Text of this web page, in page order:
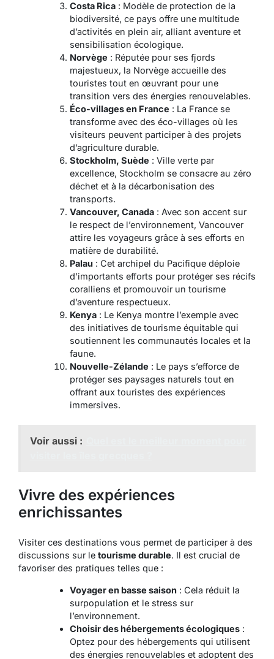
Costa Rica: Modèle de protection de la
biodiversité, ce pays offre une multitude
d’activités en plein air, alliant aventure et
sensibilisation écologique.
Norvège : Réputée pour ses fjords
majestueux, la Norvège accueille des
touristes tout en œuvrant pour une
transition vers des énergies renouvelables.
Éco-villages en France : La France se
transforme avec des éco-villages où les
visiteurs peuvent participer à des projets
d’agriculture durable.
Stockholm, Suède : Ville verte par
excellence, Stockholm se consacre au zéro
déchet et à la décarbonisation des
transports.
Vancouver, Canada: Avec son accent sur
le respect de l’environnement, Vancouver
attire les voyageurs grâce à ses efforts en
matière de durabilité.
Palau: Cet archipel du Pacifique déploie
d’importants efforts pour protéger ses récifs
coralliens et promouvoir un tourisme
d’aventure respectueux.
Kenya: Le Kenya montre l’exemple avec
des initiatives de tourisme équitable qui
soutiennent les communautés locales et la
faune.
Nouvelle-Zélande : Le pays s’efforce de
protéger ses paysages naturels tout en
offrant aux touristes des expériences
immersives.
Voir aussi :
Vivre des expériences
enrichissantes
Visiter ces destinations vous permet de participer à des
discussions sur le tourisme durable. Il est crucial de
favoriser des pratiques telles que :
Voyager en basse saison: Cela réduit la
surpopulation et le stress sur
l’environnement.
Choisir des hébergements écologiques:
Optez pour des hébergements qui utilisent
des énergies renouvelables et adoptent des